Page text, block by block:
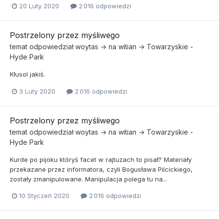
20 Luty 2020 2 016 odpowiedzi
Postrzelony przez myśliwego
temat odpowiedziałwoytas → na witian → Towarzyskie -
Hyde Park
Kłusol jakiś.
3 Luty 2020 2 016 odpowiedzi
Postrzelony przez myśliwego
temat odpowiedziałwoytas → na witian → Towarzyskie -
Hyde Park
Kurde po pijoku któryś facet w rajtuzach to pisał? Materiały
przekazane przez informatora, czyli Bogusława Pilcickiego,
zostały zmanipulowane. Manipulacja polega tu na...
10 Styczeń 2020 2 016 odpowiedzi